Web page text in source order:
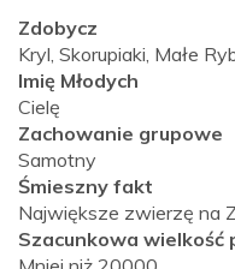
Zdobycz
Kryl, Skorupiaki, Małe
Imię Młodych
Cielę
Zachowanie grupowe
Samotny
Śmieszny fakt
Największe zwierzę na
Szacunkowa wielkość